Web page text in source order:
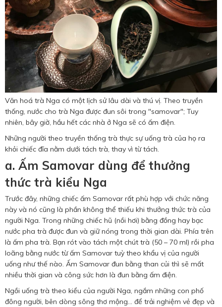
Văn hoá trà Nga có một lịch sử lâu dài và thú vị. Theo truyền
thống, nước cho trà Nga được đun sôi trong "samovar"; Tuy
nhiên, bây giờ, hầu hết các nhà ở Nga sẽ có ấm điện.
Những người theo truyền thống trà thực sự uống trà của họ ra
khỏi chiếc đĩa nằm dưới tách trà, thay vì từ tách.
a. Ấm Samovar dùng để thưởng
thức trà kiểu Nga
Trước đây, những chiếc ấm Samovar rất phù hợp với chức năng
này và nó cũng là phần không thể thiếu khi thưởng thức trà của
người Nga. Trong những chiếc hũ (nồi hơi) bằng đồng hay bạc
nước pha trà được đun và giữ nóng trong thời gian dài. Phía trên
là ấm pha trà. Bạn rót vào tách một chút trà (50 – 70 ml) rồi pha
loãng bằng nước từ ấm Samovar tuỳ theo khẩu vị của người
uống như thế nào. Ấm Samovar đun bằng than củi thì sẽ mất
nhiều thời gian và công sức hơn là đun bằng ấm điện.
Ngồi uống trà theo kiểu của người Nga, ngắm những con phố
đông người, bên dòng sông thơ mộng… để trải nghiệm vẻ đẹp và